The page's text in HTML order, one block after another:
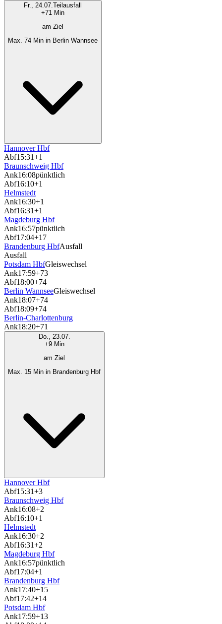
Fr., 24.07. Teilausfall
+71 Min
am Ziel
Max. 74 Min in Berlin Wannsee
Hannover Hbf
Abf15:31+1
Braunschweig Hbf
Ank16:08pünktlich
Abf16:10+1
Helmstedt
Ank16:30+1
Abf16:31+1
Magdeburg Hbf
Ank16:57pünktlich
Abf17:04+17
Brandenburg HbfAusfall
Ausfall
Potsdam HbfGleiswechsel
Ank17:59+73
Abf18:00+74
Berlin WannseeGleiswechsel
Ank18:07+74
Abf18:09+74
Berlin-Charlottenburg
Ank18:20+71
Do., 23.07.
+9 Min
am Ziel
Max. 15 Min in Brandenburg Hbf
Hannover Hbf
Abf15:31+3
Braunschweig Hbf
Ank16:08+2
Abf16:10+1
Helmstedt
Ank16:30+2
Abf16:31+2
Magdeburg Hbf
Ank16:57pünktlich
Abf17:04+1
Brandenburg Hbf
Ank17:40+15
Abf17:42+14
Potsdam Hbf
Ank17:59+13